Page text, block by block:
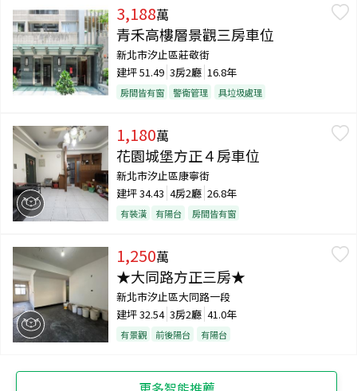
3,188萬
青禾高樓層景觀三房車位
新北市汐止區莊敬街
建坪51.49 3房2廳 16.8年
房間皆有窗 警衛管理 具垃圾處理
1,180萬
花園城堡方正４房車位
新北市汐止區康寧街
建坪34.43 4房2廳 26.8年
有裝潢 有陽台 房間皆有窗
1,250萬
★大同路方正三房★
新北市汐止區大同路一段
建坪32.54 3房2廳 41.0年
有景觀 前後陽台 有陽台